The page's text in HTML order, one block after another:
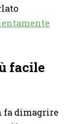
facile
fa dimagrire